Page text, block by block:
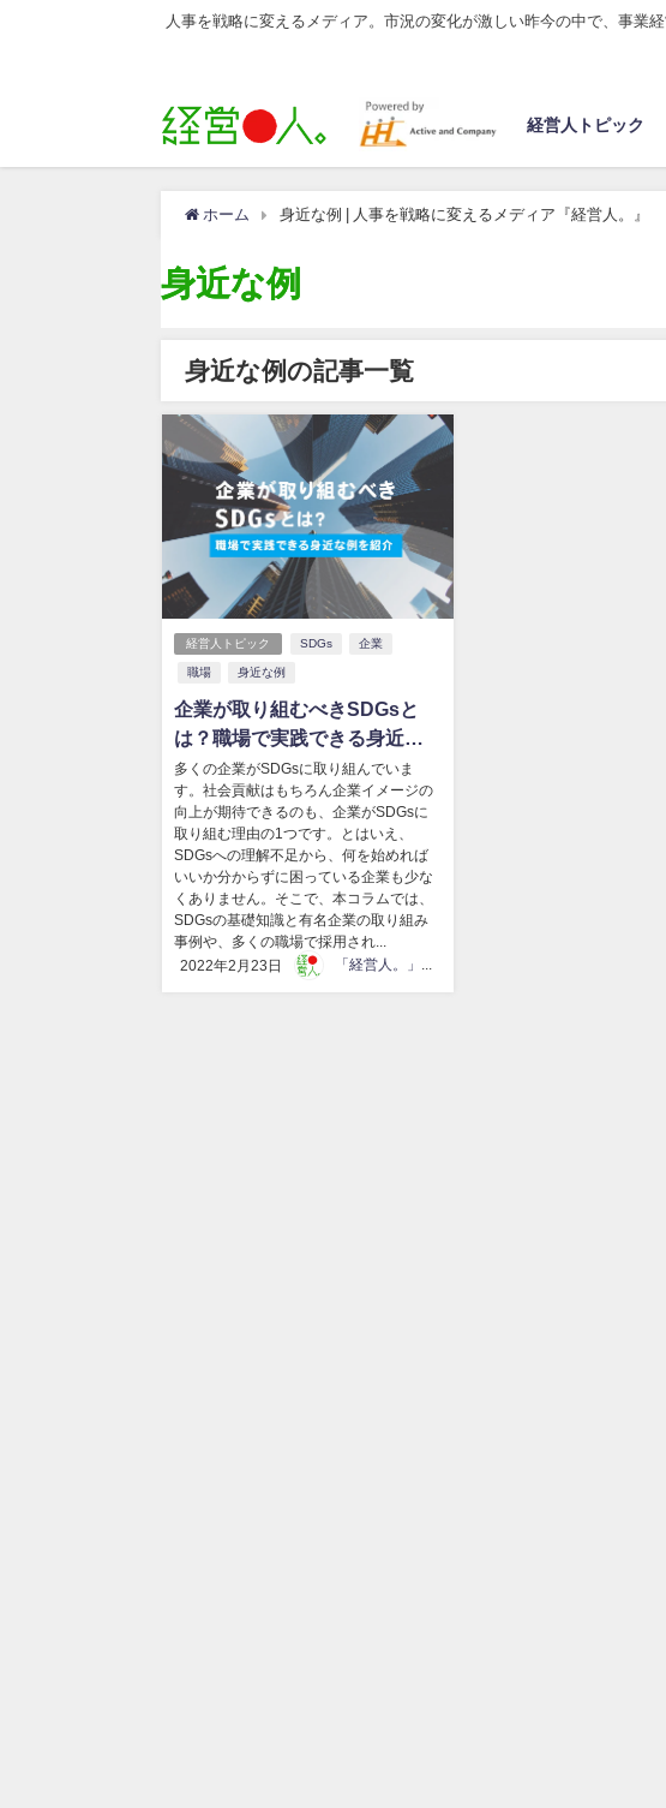
人事を戦略に変えるメディア。市況の変化が激しい昨今の中で、事業
経営人トピック
ホーム 身近な例 | 人事を戦略に変えるメディア『経営人。』
身近な例
身近な例の記事一覧
経営人トピック SDGs 企業
職場 身近な例
企業が取り組むべきSDGsと
は？職場で実践できる身近な
例を紹介
多くの企業がSDGsに取り組んでいま
す。社会貢献はもちろん企業イメージの
向上が期待できるのも、企業がSDGsに
取り組む理由の1つです。とはいえ、
SDGsへの理解不足から、何を始めれば
いいか分からずに困っている企業も少な
くありません。そこで、本コラムでは、
SDGsの基礎知識と有名企業の取り組み
事例や、多くの職場で採用され...
2022年2月23日